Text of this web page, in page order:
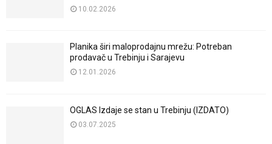
10.02.2026
Planika širi maloprodajnu mrežu: Potreban
prodavač u Trebinju i Sarajevu
12.01.2026
OGLAS Izdaje se stan u Trebinju (IZDATO)
03.07.2025